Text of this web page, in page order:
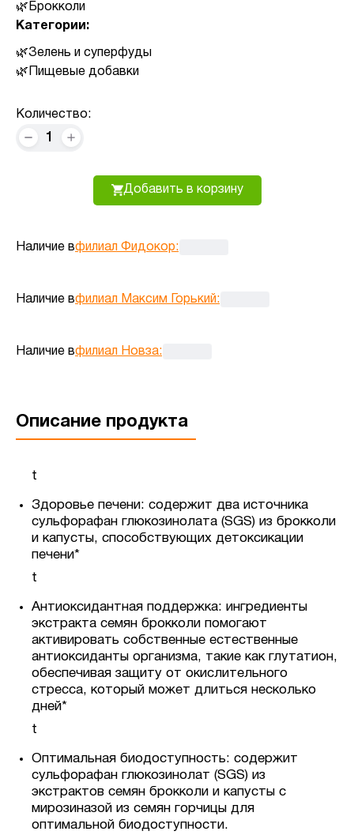
Брокколи
Категории:
Зелень и суперфуды
Пищевые добавки
Количество:
1
Добавить в корзину
Наличие вфилиал Фидокор:
Наличие вфилиал Максим Горький:
Наличие вфилиал Новза:
Описание продукта
t
Здоровье печени: содержит два источника
сульфорафан глюкозинолата (SGS) из брокколи
и капусты, способствующих детоксикации
печени*
t
Антиоксидантная поддержка: ингредиенты
экстракта семян брокколи помогают
активировать собственные естественные
антиоксиданты организма, такие как глутатион,
обеспечивая защиту от окислительного
стресса, который может длиться несколько
дней*
t
Оптимальная биодоступность: содержит
сульфорафан глюкозинолат (SGS) из
экстрактов семян брокколи и капусты с
мирозиназой из семян горчицы для
оптимальной биодоступности.